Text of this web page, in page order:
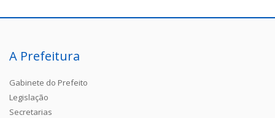
A Prefeitura
Gabinete do Prefeito
Legislação
Secretarias